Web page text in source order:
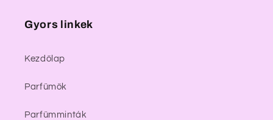
Gyors linkek
Kezdőlap
Parfümök
Parfümminták